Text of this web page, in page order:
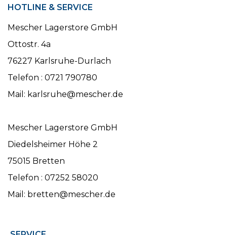
HOTLINE & SERVICE
Mescher Lagerstore GmbH
Ottostr. 4a
76227 Karlsruhe-Durlach
Telefon : 0721 790780
Mail: karlsruhe@mescher.de
Mescher Lagerstore GmbH
Diedelsheimer Höhe 2
75015 Bretten
Telefon : 07252 58020
Mail: bretten@mescher.de